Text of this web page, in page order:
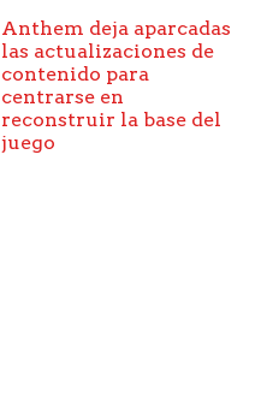
Anthem deja aparcadas
las actualizaciones de
contenido para
centrarse en
reconstruir la base del
juego